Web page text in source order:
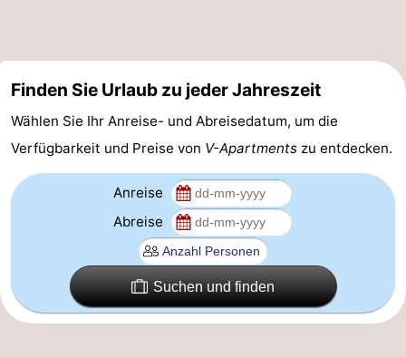
Küstetram
Medizin
Adressen
Region
Westflandern
Gent
-
Finden Sie Urlaub zu jeder Jahreszeit
Wählen Sie Ihr Anreise- und Abreisedatum, um die
Verfügbarkeit und Preise von V-Apartments zu entdecken.
Anreise
Abreise
Suchen und finden